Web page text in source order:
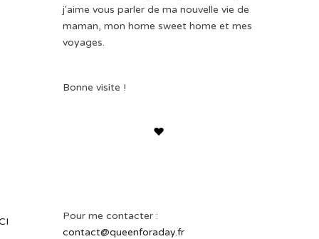
j'aime vous parler de ma nouvelle vie de
maman, mon home sweet home et mes
voyages.
Bonne visite !
Pour me contacter :
contact@queenforaday.fr